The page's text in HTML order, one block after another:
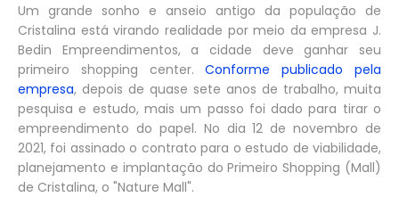
Um grande sonho e anseio antigo da população de
Cristalina está virando realidade por meio da empresa J.
Bedin Empreendimentos, a cidade deve ganhar seu
primeiro shopping center.Conforme publicado pela
empresa, depois de quase sete anos de trabalho, muita
pesquisa e estudo, mais um passo foi dado para tirar o
empreendimento do papel. No dia 12 de novembro de
2021, foi assinado o contrato para o estudo de viabilidade,
planejamento e implantação do Primeiro Shopping (Mall)
de Cristalina, o "Nature Mall".